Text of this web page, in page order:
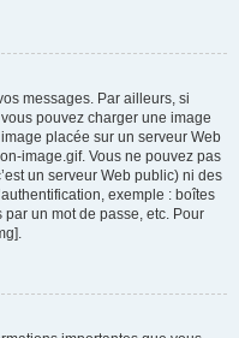
messages. Par ailleurs, si
pouvez charger une image
placée sur un serveur Web
image.gif. Vous ne pouvez pas
un serveur Web public) ni des
exemple : boîtes
un mot de passe, etc. Pour